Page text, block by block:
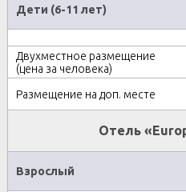
Дети (6-11 лет)
Отель
Взрослый